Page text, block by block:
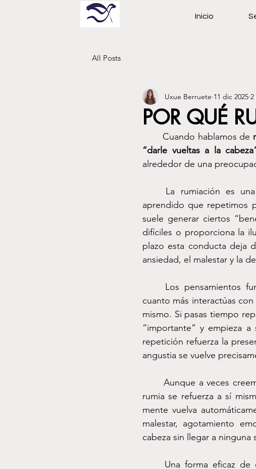
Inicio
All Posts
POR QUÉ
Uxue Berruete 11 dic 2025
	Cuando hablamos de
“darle vueltas a la
alrededor de una
	La rumiación es una
aprendido que repetimos
suele generar ciertos
difíciles o proporciona la
plazo esta conducta deja
ansiedad, el malestar y la
cuanto más interactúas
mismo. Si pasas tiempo
“importante” y empieza
repetición refuerza la
angustia se vuelve
rumia se refuerza a sí
mente vuelva
malestar, agotamiento
cabeza sin llegar a ninguna
Una forma eficaz